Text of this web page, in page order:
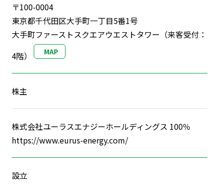
〒100-0004
東京都千代田区大手町一丁目5番1号
大手町ファーストスクエアウエストタワー（来客受付：
4階）
MAP
株主
株式会社ユーラスエナジーホールディングス 100％
https://www.eurus-energy.com/
設立